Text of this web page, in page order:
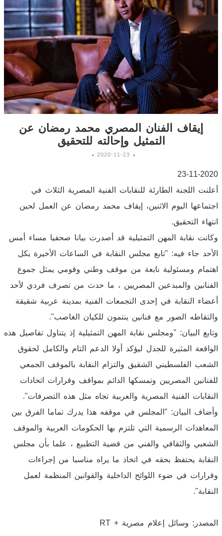
إيقاف الفنان المصري محمد رمضان عن
التمثيل وإحالته للتحقيق
2020-11-23
23-11-2020
أعلنت اللجنة الطارئة للنقابات الفنية المصرية الثلاث في
اجتماعها اليوم الاثنين، إيقاف محمد رمضان عن العمل لحين
انتهاء التحقيق.
وكانت نقابة المهن التمثيلية قد أصدرت بيانا صحفيا مساء أمس
الأحد جاء فيه: "تابع مجلس النقابة في الساعات الأخيرة بكل
اهتمام ومسئولية نابعة من موقف وطني وقومي يمثل جموع
الفنانين والمبدعين المصريين ، ما حدث من تصرف فردي لأحد
أعضاء النقابة في إحدى التجمعات الفنية بمدينة عربية شقيقة
والتقاطه الصور مع فنانين ينتمون للكيان الغاصب".
وتابع البيان: "ومجلس نقابة المهن التمثيلية إذ يتناول تفاصيل هذه
الواقعة المثيرة للجدل ليؤكد أولا الدعم التام والكامل لحقوق
الشعب الفلسطيني الشقيق والتزام النقابة بالموقف الجمعي
للفنانين المصريين وتمسكها الدائم بمواقف وقرارات اتحادات
النقابات الفنية المصرية والعربية تجاه مثل هذه التصرفات".
وأضاف البيان: "المجلس في موقفه هذا يدرك تماما الفرق بين
المعاهدات الرسمية التي تلتزم بها الحكومات العربية والموقف
الشعبي والثقافي والفني من قضية التطبيع ، علما بأن مجلس
النقابة يحتفظ بحقه في اتخاذ ما يراه مناسبا من إجراءات
وقرارات في ضوء اللوائح الداخلية والقوانين المنظمة لعمل
النقابة".
المصدر: وسائل إعلام مصرية + RT